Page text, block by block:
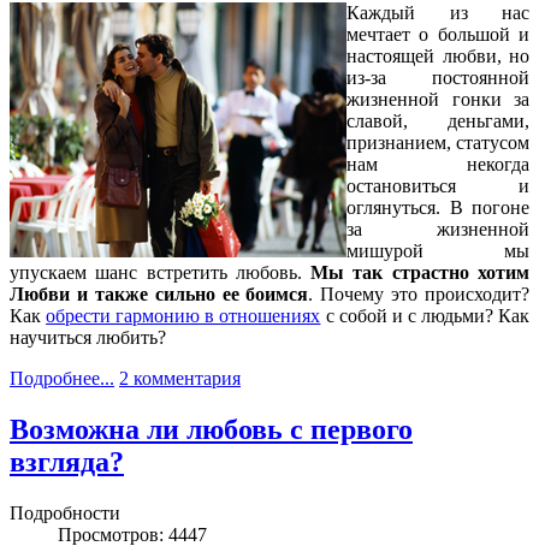
Каждый из нас
мечтает о большой и
настоящей любви, но
из-за постоянной
жизненной гонки за
славой, деньгами,
признанием, статусом
нам некогда
остановиться и
оглянуться. В погоне
за жизненной
мишурой мы
упускаем шанс встретить любовь.Мы так страстно хотим
Любви и также сильно ее боимся. Почему это происходит?
Какобрести гармонию в отношениях с собой и с людьми? Как
научиться любить?
Подробнее... 2 комментария
Возможна ли любовь с первого
взгляда?
Подробности
Просмотров: 4447